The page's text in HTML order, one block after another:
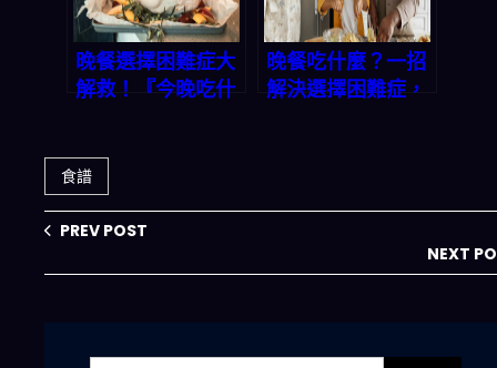
晚餐選擇困難症大
解救！『今晚吃什
變輕鬆
晚餐吃什麼？一招
解決選擇困難症，
食譜
PREV POST
NEXT